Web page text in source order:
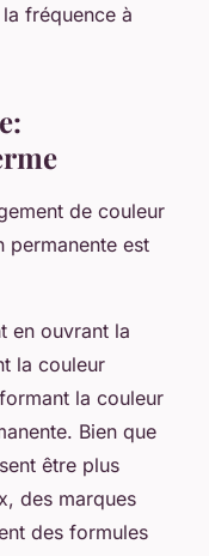
fréquence à
de couleur
permanente est
en ouvrant la
la couleur
la couleur
Bien que
être plus
des marques
des formules